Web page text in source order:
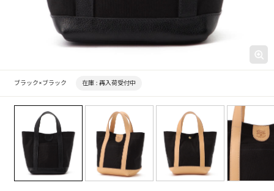
ブラック×ブラック 在庫 : 再入荷受付中